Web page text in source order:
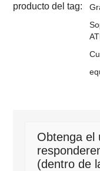
producto del tag:
Obtenga el
(dentro de